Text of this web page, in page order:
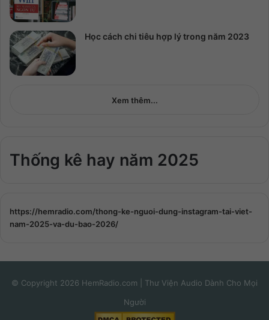
Học cách chi tiêu hợp lý trong năm 2023
Xem thêm...
Thống kê hay năm 2025
https://hemradio.com/thong-ke-nguoi-dung-instagram-tai-viet-
nam-2025-va-du-bao-2026/
© Copyright 2026 HemRadio.com | Thư Viện Audio Dành Cho Mọi
Người